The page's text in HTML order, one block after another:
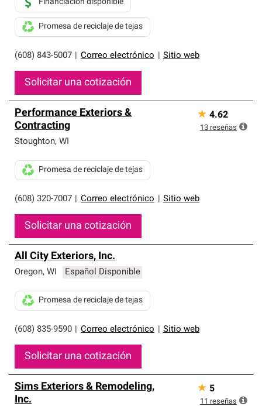
(608) 843-5007 Correo electrónico Sitio web
Financiación disponible
Promesa de reciclaje de tejas
Solicitar una cotización
Performance Exteriors &
Contracting
Stoughton, WI
(608) 320-7007 Correo electrónico Sitio web
Promesa de reciclaje de tejas
Solicitar una cotización
★ 4.62
13 reseñas
All City Exteriors, Inc.
Oregon, WI Español Disponible
(608) 835-9590 Correo electrónico Sitio web
Promesa de reciclaje de tejas
Solicitar una cotización
Sims Exteriors & Remodeling,
Inc.
★ 5
11 reseñas